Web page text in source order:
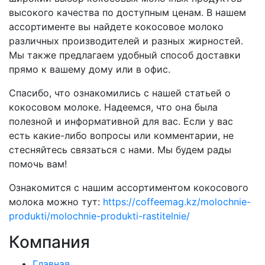
высокого качества по доступным ценам. В нашем
ассортименте вы найдете кокосовое молоко
различных производителей и разных жирностей.
Мы также предлагаем удобный способ доставки
прямо к вашему дому или в офис.
Спасибо, что ознакомились с нашей статьей о
кокосовом молоке. Надеемся, что она была
полезной и информативной для вас. Если у вас
есть какие-либо вопросы или комментарии, не
стесняйтесь связаться с нами. Мы будем рады
помочь вам!
Ознакомится с нашим ассортиментом кокосового
молока можно тут: https://coffeemag.kz/molochnie-
produkti/molochnie-produkti-rastitelnie/
Компания